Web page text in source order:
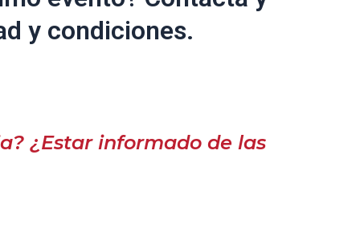
y condiciones.
¿Estar informado de las